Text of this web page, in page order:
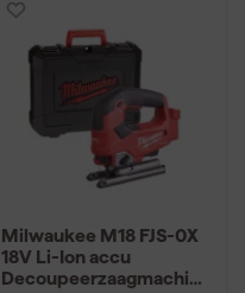
Milwaukee M18 FJS-0X
18V Li-Ion accu
Decoupeerzaagmachin